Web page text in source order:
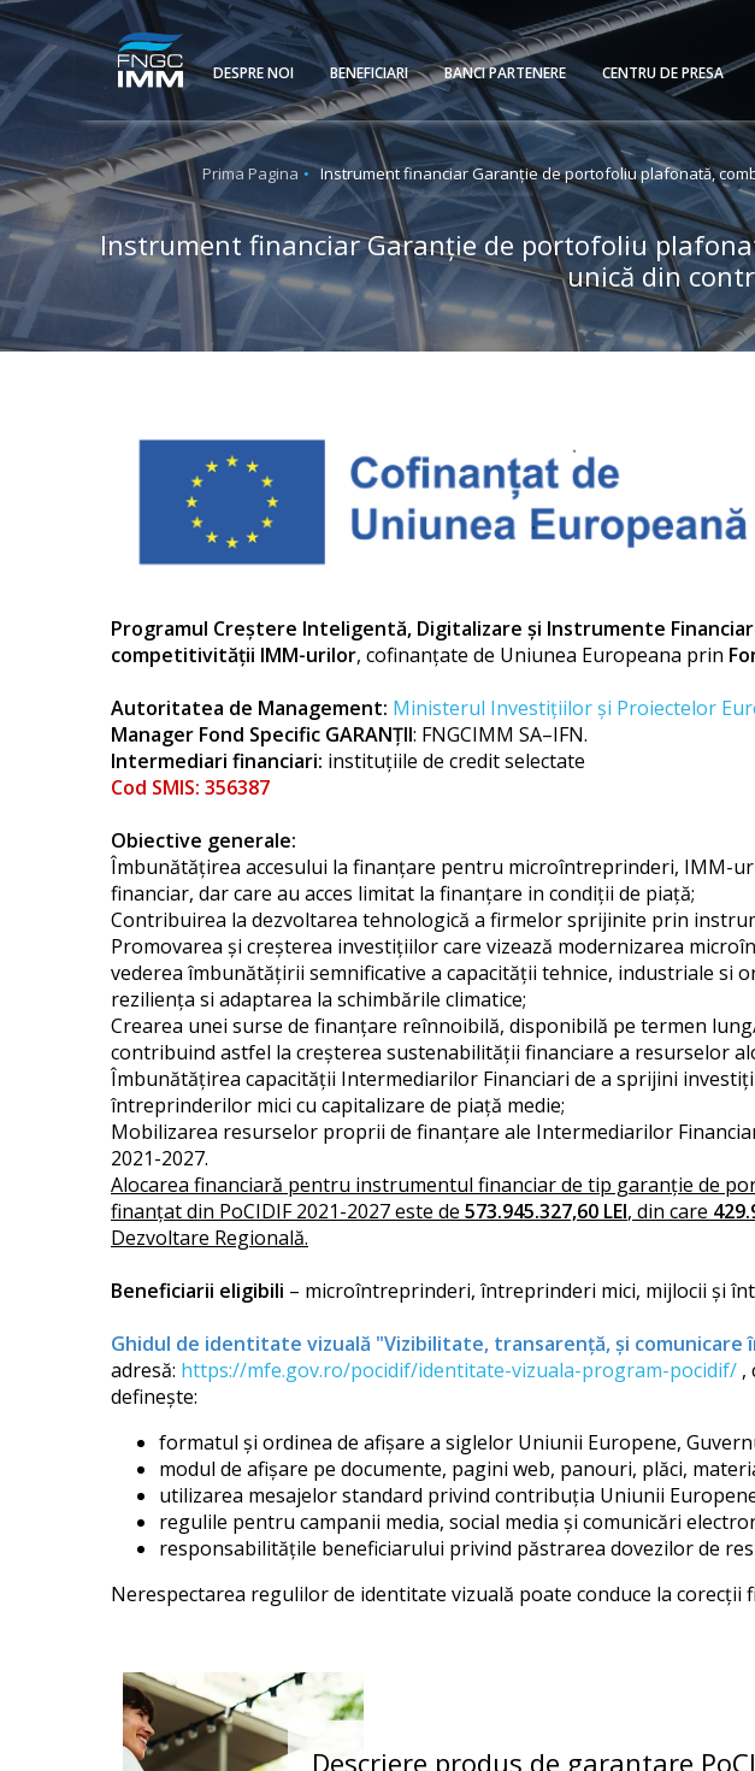
DESPRE NOI BENEFICIARI BANCI PARTENERE CENTRU DE PRESA
Prima Pagina Instrument financiar Garanție de portofoliu plafonată,
Instrument financiar Garanție de portofoliu
unică din
Programul Creștere Inteligentă, Digitalizare și Instrumente
competitivității IMM-urilor, cofinanțate de Uniunea Europeana prin
Autoritatea de Management: Ministerul Investițiilor și Proiectelor
Manager Fond Specific GARANȚII: FNGCIMM SA–IFN.
Intermediari financiari: instituțiile de credit selectate
Cod SMIS: 356387
Obiective generale:
Îmbunătățirea accesului la finanțare pentru microîntreprinderi, IMM-
financiar, dar care au acces limitat la finanțare in condiții de piață;
Contribuirea la dezvoltarea tehnologică a firmelor sprijinite prin
Promovarea și creșterea investițiilor care vizează modernizarea
vederea îmbunătățirii semnificative a capacității tehnice, industriale si
reziliența si adaptarea la schimbările climatice;
Crearea unei surse de finanțare reînnoibilă, disponibilă pe termen
contribuind astfel la creșterea sustenabilității financiare a resurselor
Îmbunătățirea capacității Intermediarilor Financiari de a sprijini
întreprinderilor mici cu capitalizare de piaţă medie;
Mobilizarea resurselor proprii de finanțare ale Intermediarilor
2021-2027.
Alocarea financiară pentru instrumentul financiar de tip garanție de
finanțat din PoCIDIF 2021-2027 este de 573.945.327,60 LEI, din care
Dezvoltare Regională.
Beneficiarii eligibili – microîntreprinderi, întreprinderi mici, mijlocii și
Ghidul de identitate vizuală "Vizibilitate, transarență, și comunicare
adresă: https://mfe.gov.ro/pocidif/identitate-vizuala-program-pocidif/ ,
definește:
formatul și ordinea de afișare a siglelor Uniunii Europene,
modul de afișare pe documente, pagini web, panouri, plăci,
utilizarea mesajelor standard privind contribuția Uniunii
regulile pentru campanii media, social media și comunicări
responsabilitățile beneficiarului privind păstrarea dovezilor de
Nerespectarea regulilor de identitate vizuală poate conduce la corecții
Descriere produs de garantare